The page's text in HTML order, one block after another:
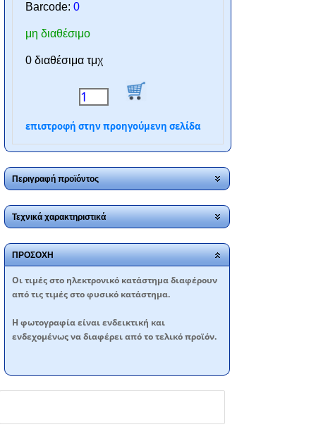
Barcode: 0
μη διαθέσιμο
0 διαθέσιμα τμχ
επιστροφή στην προηγούμενη σελίδα
Περιγραφή προϊόντος
Τεχνικά χαρακτηριστικά
ΠΡΟΣΟΧΗ
Oι τιμές στο ηλεκτρονικό κατάστημα διαφέρουν
από τις τιμές στο φυσικό κατάστημα.
Η φωτογραφία είναι ενδεικτική και
ενδεχομένως να διαφέρει από το τελικό προϊόν.